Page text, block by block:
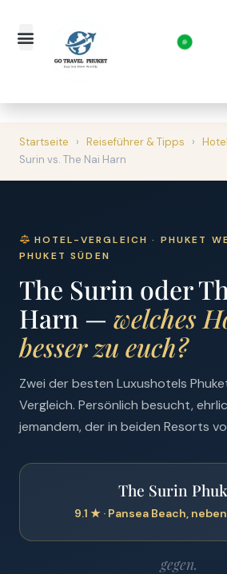
Startseite › Reiseführer & Tipps ›
Surin vs. The Nai Harn
HOTEL-VERGLEICH · PHUKET
PHUKET SÜDEN
The Surin oder
Harn — welches
besser zu euch?
Zwei der besten Luxushotels
Vergleich. Persönlich besucht,
jemandem, der in beiden Resorts
The Surin
9.1 ★ · Pansea Beach,
gegen.